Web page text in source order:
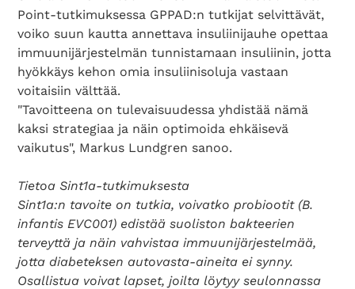
Search Diabetes Wellness Suomi
Point-tutkimuksessa GPPAD:n tutkijat selvittävät,
voiko suun kautta annettava insuliinijauhe opettaa
immuunijärjestelmän tunnistamaan insuliinin, jotta
hyökkäys kehon omia insuliinisoluja vastaan
voitaisiin välttää.
"Tavoitteena on tulevaisuudessa yhdistää nämä
kaksi strategiaa ja näin optimoida ehkäisevä
vaikutus", Markus Lundgren sanoo.
Tietoa Sint1a-tutkimuksesta
Sint1a:n tavoite on tutkia, voivatko probiootit (B.
infantis EVC001) edistää suoliston bakteerien
terveyttä ja näin vahvistaa immuunijärjestelmää,
jotta diabeteksen autovasta-aineita ei synny.
Osallistua voivat lapset, joilta löytyy seulonnassa